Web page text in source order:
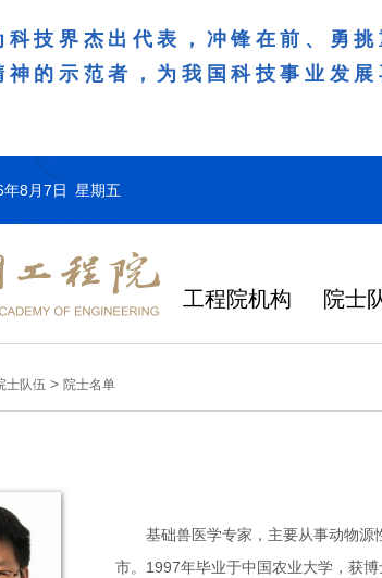
科技界杰出代表，冲锋在前、勇
的示范者，为我国科技事业发展
年8月7日 星期五
工程院机构 院士
士队伍 > 院士名单
基础兽医学专家，主要从事动物源
市。1997年毕业于中国农业大学，获博